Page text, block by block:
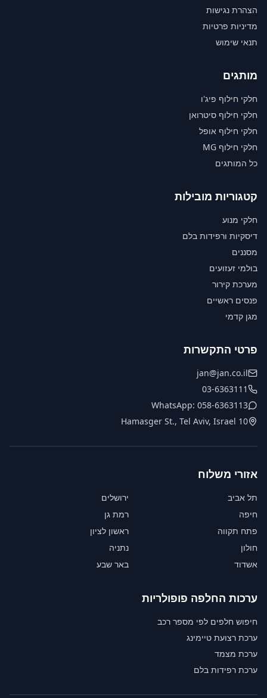
הצהרת נגישות
מדיניות פרטיות
תנאי שימוש
מותגים
חלקי חילוף פיג'ו
חלקי חילוף סיטרואן
חלקי חילוף אופל
חלקי חילוף MG
כל המותגים
קטגוריות מובילות
חלקי מנוע
דיסקיות ורפידות בלם
מסננים
בולמי זעזועים
מערכת קירור
פנסים ראשיים
מגן קדמי
פרטי התקשרות
jan@jan.co.il
03-6363111
WhatsApp: 058-6363113
10 Hamasger St., Tel Aviv, Israel
אזורי משלוח
תל אביב
ירושלים
חיפה
רמת גן
פתח תקווה
ראשון לציון
חולון
נתניה
אשדוד
באר שבע
ערכות החלפה פופולריות
חיפוש חלפים לפי מספר רכב
ערכת רצועת טיימינג
ערכת מצמד
ערכת רפידות בלם